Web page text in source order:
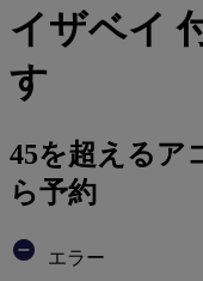
イザベイ
す
45を超えるア
ら予約
エラー